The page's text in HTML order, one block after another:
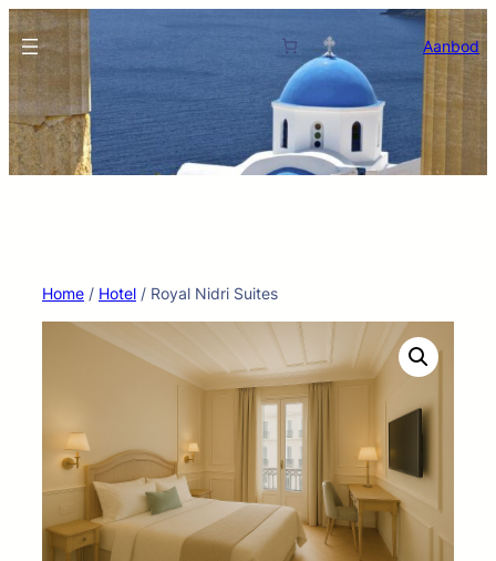
Ga
naar
de
inhoud
Aanbod
Home / Hotel / Royal Nidri Suites